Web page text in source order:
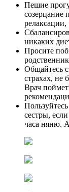
Пешие
созерцание
релаксации,
никаких
Просите
Общайтесь
страхах, не
Врач
сестры,
часа няню. А